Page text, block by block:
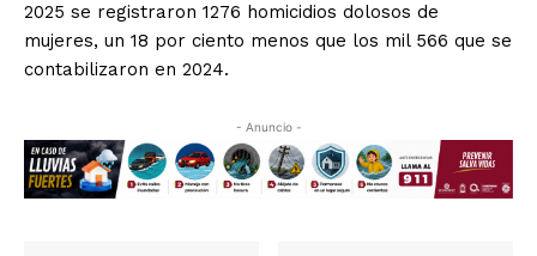
2025 se registraron 1276 homicidios dolosos de
mujeres, un 18 por ciento menos que los mil 566 que se
contabilizaron en 2024.
- Anuncio -